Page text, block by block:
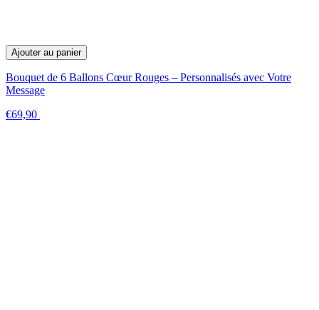
Ajouter au panier
Bouquet de 6 Ballons Cœur Rouges – Personnalisés avec Votre
Message
€69,90